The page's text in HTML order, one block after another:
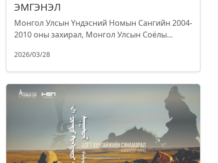
ЭМГЭНЭЛ
Монгол Улсын Үндэсний Номын Сангийн 2004-
2010 оны захирал, Монгол Улсын Соёлы...
2026/03/28